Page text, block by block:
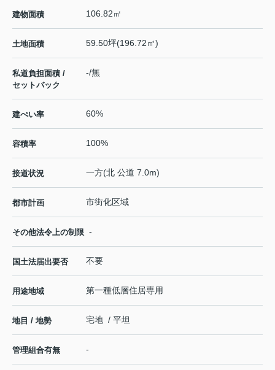
建物面積 106.82㎡
土地面積 59.50坪(196.72㎡)
私道負担面積 /
セットバック
-/無
建ぺい率 60%
容積率 100%
接道状況 一方(北 公道 7.0m)
都市計画 市街化区域
その他法令上の制限 -
国土法届出要否 不要
用途地域 第一種低層住居専用
地目 / 地勢 宅地 / 平坦
管理組合有無 -